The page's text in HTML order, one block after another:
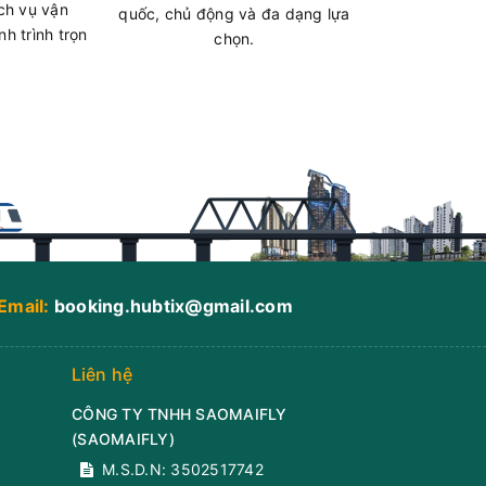
Bình
1
vụ vận
trình trọn
quốc, chủ động và đa dạng lựa
chọn.
booking.hubtix@gmail.com
Liên hệ
CÔNG TY TNHH SAOMAIFLY
(SAOMAIFLY)
M.S.D.N: 3502517742